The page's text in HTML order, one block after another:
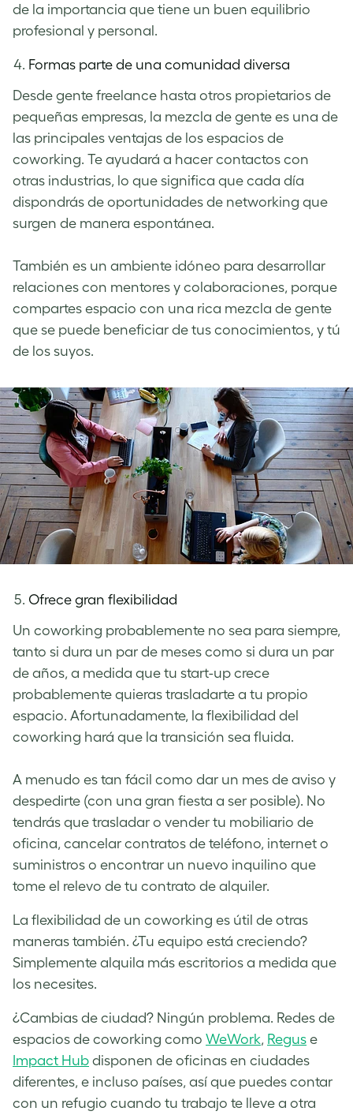
de la importancia que tiene un buen equilibrio
profesional y personal.
Formas parte de una comunidad diversa
Desde gente freelance hasta otros propietarios de
pequeñas empresas, la mezcla de gente es una de
las principales ventajas de los espacios de
coworking. Te ayudará a hacer contactos con
otras industrias, lo que significa que cada día
dispondrás de oportunidades de networking que
surgen de manera espontánea.
También es un ambiente idóneo para desarrollar
relaciones con mentores y colaboraciones, porque
compartes espacio con una rica mezcla de gente
que se puede beneficiar de tus conocimientos, y tú
de los suyos.
Ofrece gran flexibilidad
Un coworking probablemente no sea para siempre,
tanto si dura un par de meses como si dura un par
de años, a medida que tu start-up crece
probablemente quieras trasladarte a tu propio
espacio. Afortunadamente, la flexibilidad del
coworking hará que la transición sea fluida.
A menudo es tan fácil como dar un mes de aviso y
despedirte (con una gran fiesta a ser posible). No
tendrás que trasladar o vender tu mobiliario de
oficina, cancelar contratos de teléfono, internet o
suministros o encontrar un nuevo inquilino que
tome el relevo de tu contrato de alquiler.
La flexibilidad de un coworking es útil de otras
maneras también. ¿Tu equipo está creciendo?
Simplemente alquila más escritorios a medida que
los necesites.
¿Cambias de ciudad? Ningún problema. Redes de
espacios de coworking como WeWork, Regus e
Impact Hub disponen de oficinas en ciudades
diferentes, e incluso países, así que puedes contar
con un refugio cuando tu trabajo te lleve a otra